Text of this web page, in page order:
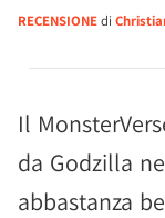
RECENSIONEdi
Il
da Godzilla
abbastanza